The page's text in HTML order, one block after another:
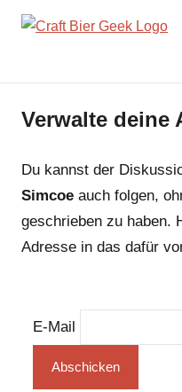
Zum
Verwalte deine
Du kannst der
Simcoe auch folgen,
geschrieben zu haben.
Adresse in das dafür
E-Mail